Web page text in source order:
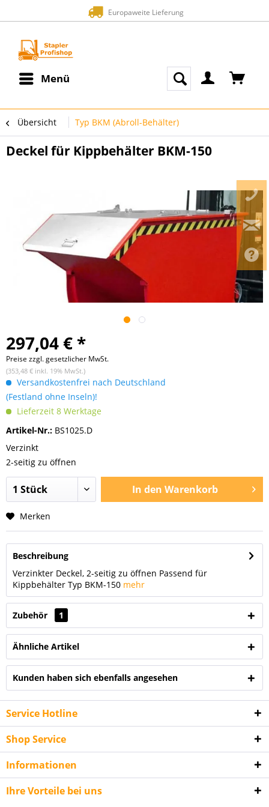
Europaweite Lieferung
Menü
Übersicht Typ BKM (Abroll-Behälter)
Deckel für Kippbehälter BKM-150
297,04 € *
Preise zzgl. gesetzlicher MwSt.
(353,48 € inkl. 19% MwSt.)
Versandkostenfrei nach Deutschland
(Festland ohne Inseln)!
Lieferzeit 8 Werktage
Artikel-Nr.: BS1025.D
Verzinkt
2-seitig zu öffnen
In den Warenkorb
Merken
Beschreibung
Verzinkter Deckel, 2-seitig zu öffnen Passend für
Kippbehälter Typ BKM-150 mehr
Zubehör 1
Ähnliche Artikel
Kunden haben sich ebenfalls angesehen
Service Hotline
Shop Service
Informationen
Ihre Vorteile bei uns